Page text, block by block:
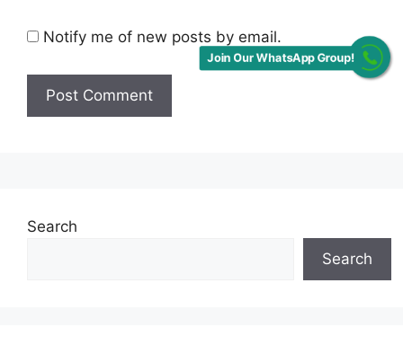
Notify me of new posts by email.
Search
Search
Join Our WhatsApp Group!